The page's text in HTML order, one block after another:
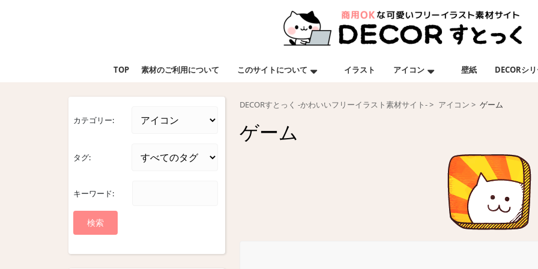
TOP 素材のご利用について このサイトについて イラスト アイコン 壁紙 DECORシ
カテゴリー:
タグ:
キーワード:
DECORすとっく -かわいいフリーイラスト素材サイト- アイコン ゲーム
ゲーム